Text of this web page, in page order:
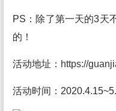
PS：除了第一天的3天
的！
活动地址： https://
活动时间：